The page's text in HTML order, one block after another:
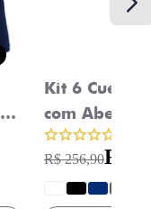
Kit 6
com
R$ 256,90R$